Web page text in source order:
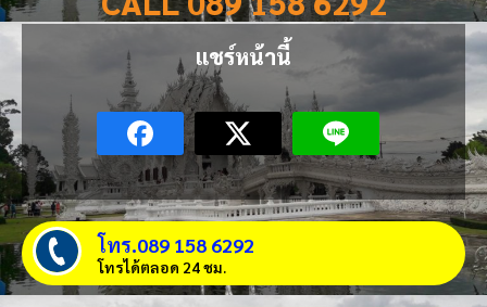
แชร์หน้านี้
โทร.089 158 6292
โทรได้ตลอด 24 ชม.